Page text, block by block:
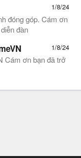
1/8/24
đóng góp. Cám ơn
đàn
1/8/24
Cám ơn bạn đã trở